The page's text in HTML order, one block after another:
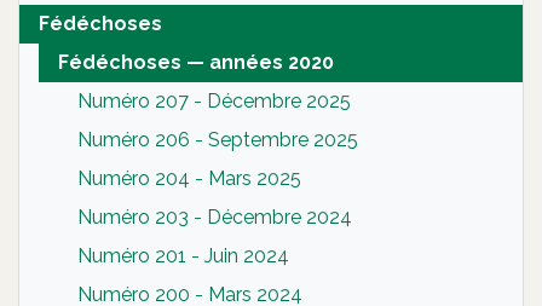
Fédéchoses
Fédéchoses — années 2020
Numéro 207 - Décembre 2025
Numéro 206 - Septembre 2025
Numéro 204 - Mars 2025
Numéro 203 - Décembre 2024
Numéro 201 - Juin 2024
Numéro 200 - Mars 2024